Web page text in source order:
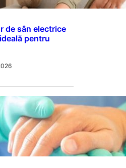
de sân electrice
pentru